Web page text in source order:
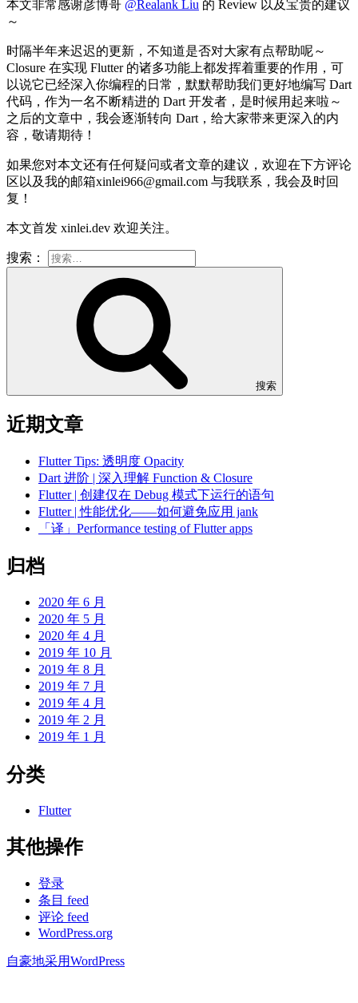
本文非常感谢彦博哥 @Realank Liu 的 Review 以及宝贵的建议
～
时隔半年来迟迟的更新，不知道是否对大家有点帮助呢～
Closure 在实现 Flutter 的诸多功能上都发挥着重要的作用，可
以说它已经深入你编程的日常，默默帮助我们更好地编写 Dart
代码，作为一名不断精进的 Dart 开发者，是时候用起来啦～
之后的文章中，我会逐渐转向 Dart，给大家带来更深入的内
容，敬请期待！
如果您对本文还有任何疑问或者文章的建议，欢迎在下方评论
区以及我的邮箱xinlei966@gmail.com 与我联系，我会及时回
复！
本文首发 xinlei.dev 欢迎关注。
搜索：
搜索
近期文章
Flutter Tips: 透明度 Opacity
Dart 进阶 | 深入理解 Function & Closure
Flutter | 创建仅在 Debug 模式下运行的语句
Flutter | 性能优化——如何避免应用 jank
「译」Performance testing of Flutter apps
归档
2020 年 6 月
2020 年 5 月
2020 年 4 月
2019 年 10 月
2019 年 8 月
2019 年 7 月
2019 年 4 月
2019 年 2 月
2019 年 1 月
分类
Flutter
其他操作
登录
条目 feed
评论 feed
WordPress.org
自豪地采用WordPress